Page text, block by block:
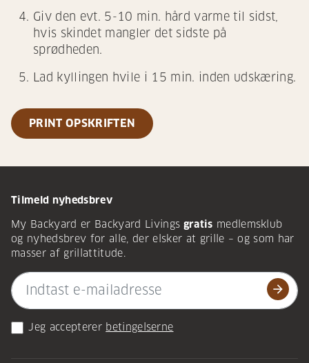
Giv den evt. 5-10 min. hård varme til sidst,
hvis skindet mangler det sidste på
sprødheden.
Lad kyllingen hvile i 15 min. inden udskæring.
PRINT OPSKRIFTEN
Tilmeld nyhedsbrev
My Backyard er Backyard Livings gratis medlemsklub
og nyhedsbrev for alle, der elsker at grille – og som har
masser af grillattitude.
arrow_forward
Jeg accepterer betingelserne